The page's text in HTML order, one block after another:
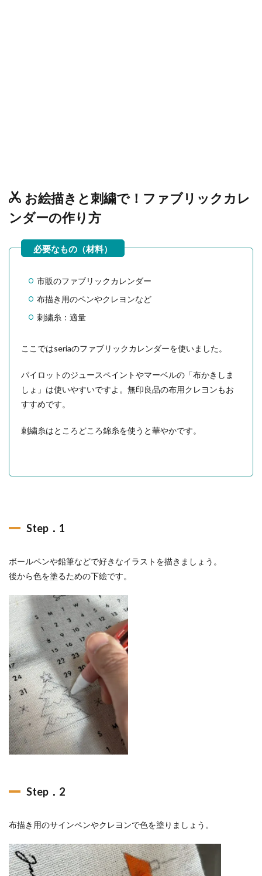
お絵描きと刺繍で！ファブリックカレ
ンダーの作り方
市販のファブリックカレンダー
布描き用のペンやクレヨンなど
刺繍糸：適量
ここではseriaのファブリックカレンダーを使いました。
パイロットのジュースペイントやマーベルの「布かきしま
しょ」は使いやすいですよ。無印良品の布用クレヨンもお
すすめです。
刺繍糸はところどころ錦糸を使うと華やかです。
Step．1
ボールペンや鉛筆などで好きなイラストを描きましょう。
後から色を塗るための下絵です。
Step．2
布描き用のサインペンやクレヨンで色を塗りましょう。